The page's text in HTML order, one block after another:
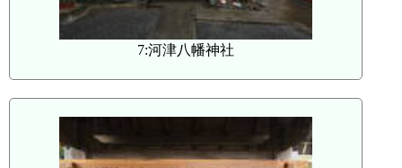
7:河津八幡神社